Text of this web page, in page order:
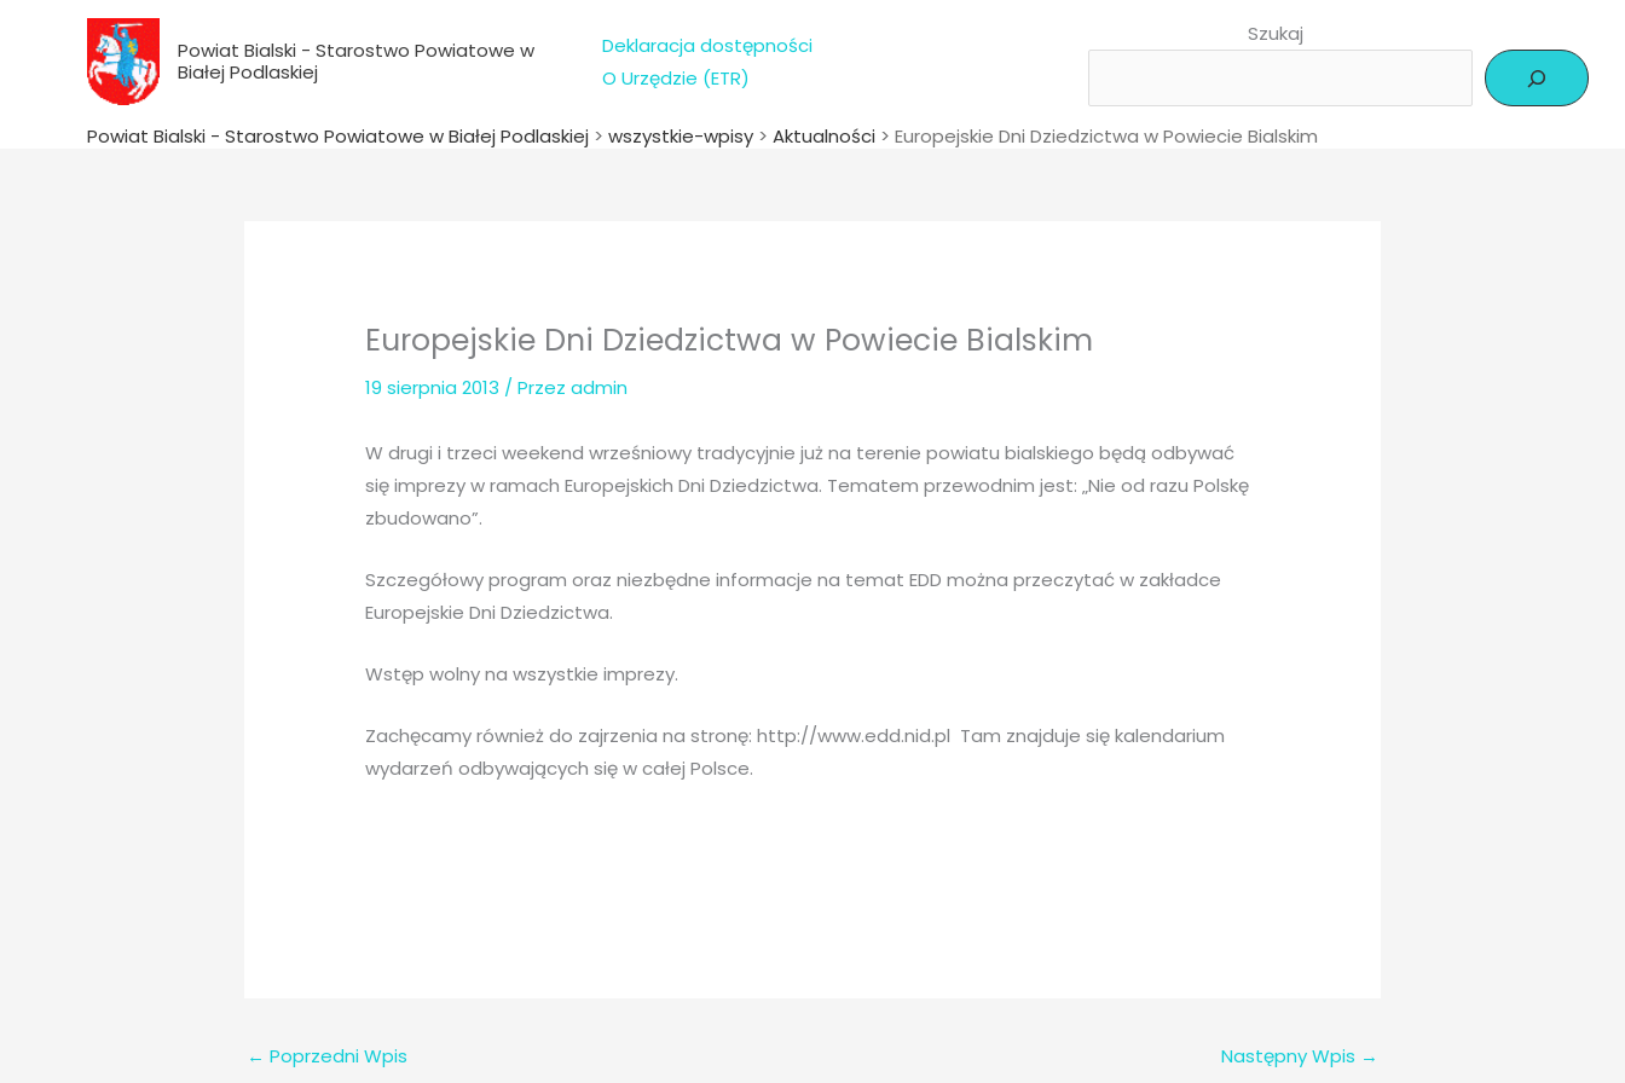
Powiat Bialski - Starostwo Powiatowe w
Białej Podlaskiej
Deklaracja dostępności
O Urzędzie (ETR)
Szukaj
Powiat Bialski - Starostwo Powiatowe w Białej Podlaskiej > wszystkie-wpisy > Aktualności > Europejskie Dni Dziedzictwa w Powiecie Bialskim
Europejskie Dni Dziedzictwa w Powiecie Bialskim
19 sierpnia 2013 / Przezadmin
W drugi i trzeci weekend wrześniowy tradycyjnie już na terenie powiatu bialskiego będą odbywać
się imprezy w ramach Europejskich Dni Dziedzictwa. Tematem przewodnim jest: „Nie od razu Polskę
zbudowano”.
Szczegółowy program oraz niezbędne informacje na temat EDD można przeczytać w zakładce
Europejskie Dni Dziedzictwa.
Wstęp wolny na wszystkie imprezy.
Zachęcamy również do zajrzenia na stronę: http://www.edd.nid.pl Tam znajduje się kalendarium
wydarzeń odbywających się w całej Polsce.
← Poprzedni Wpis Następny Wpis →